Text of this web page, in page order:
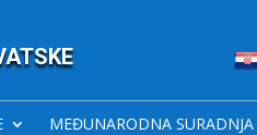
MEĐUNARODNA SURADNJA